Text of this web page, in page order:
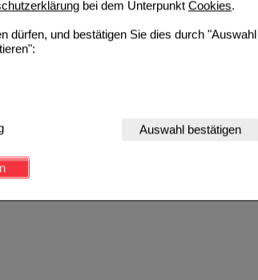
bei dem Unterpunkt Cookies.
dürfen, und bestätigen Sie dies durch "Auswahl
die Grundfunktionen unserer Website
auf diese nicht verzichtet werden kann.
noch ansprechender zu gestalten,
Seite an bevorzugte Verhaltensweisen (z.B.
können, den Inhalt auf unserer Website aber
Bitte beachten Sie, dass Daten hierfür
Auswahl bestätigen